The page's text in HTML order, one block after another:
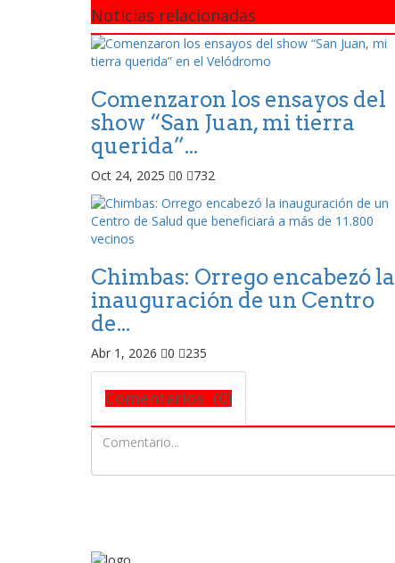
Noticias relacionadas
Comenzaron los ensayos del
show “San Juan, mi tierra
querida”...
Oct 24, 2025 0 732
Chimbas: Orrego encabezó la
inauguración de un Centro
de...
Abr 1, 2026 0 235
Comentarios (0)